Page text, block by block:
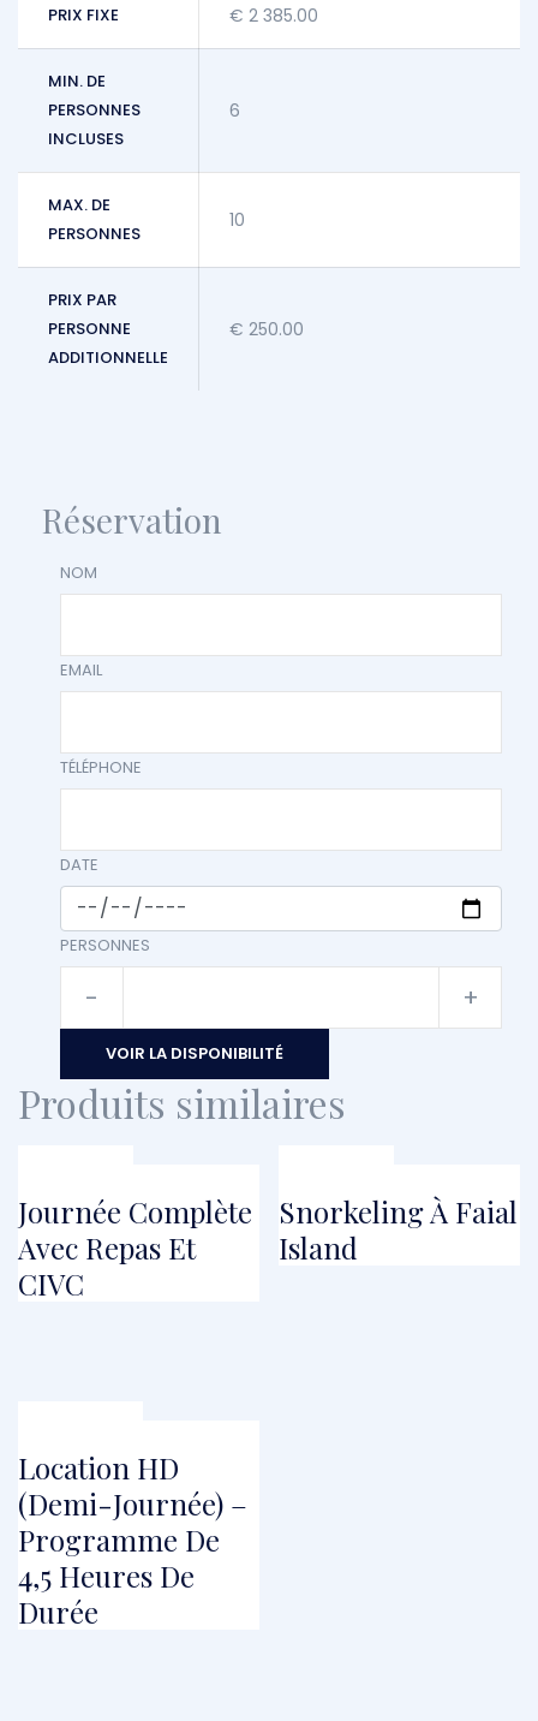
PRIX FIXE € 2 385.00
MIN. DE
PERSONNES
INCLUSES
6
MAX. DE
PERSONNES
10
PRIX PAR
PERSONNE
ADDITIONNELLE
€ 250.00
Réservation
NOM
EMAIL
TÉLÉPHONE
DATE
PERSONNES
- +
VOIR LA DISPONIBILITÉ
Produits similaires
À PARTIR DE
€96.00
Journée Complète
Avec Repas Et
CIVC
€20.80
Snorkeling À Faial
Island
Location HD
(Demi-Journée) –
Programme De
4,5 Heures De
Durée